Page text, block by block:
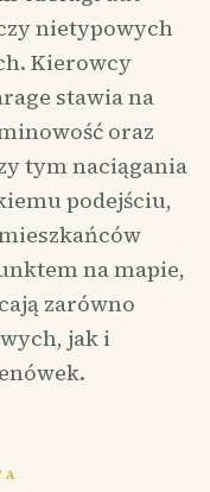
nietypowych
Kierowcy
stawia na
oraz
tym naciągania
podejściu,
na mapie,
zarówno
jak i